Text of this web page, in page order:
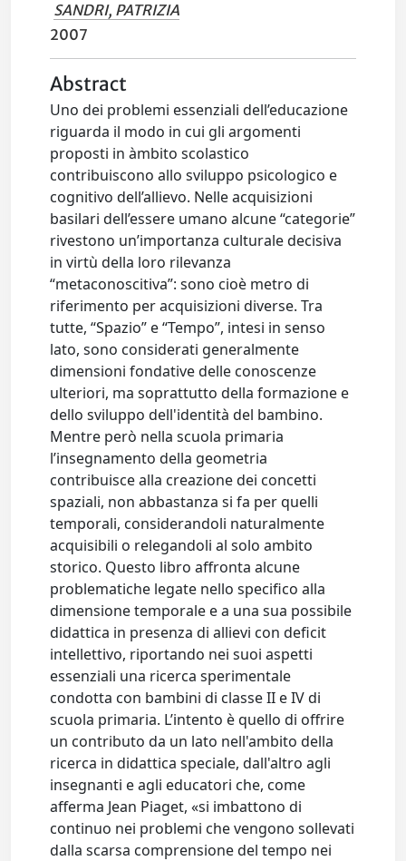
SANDRI, PATRIZIA
2007
Abstract
Uno dei problemi essenziali dell’educazione
riguarda il modo in cui gli argomenti
proposti in àmbito scolastico
contribuiscono allo sviluppo psicologico e
cognitivo dell’allievo. Nelle acquisizioni
basilari dell’essere umano alcune “categorie”
rivestono un’importanza culturale decisiva
in virtù della loro rilevanza
“metaconoscitiva”: sono cioè metro di
riferimento per acquisizioni diverse. Tra
tutte, “Spazio” e “Tempo”, intesi in senso
lato, sono considerati generalmente
dimensioni fondative delle conoscenze
ulteriori, ma soprattutto della formazione e
dello sviluppo dell'identità del bambino.
Mentre però nella scuola primaria
l’insegnamento della geometria
contribuisce alla creazione dei concetti
spaziali, non abbastanza si fa per quelli
temporali, considerandoli naturalmente
acquisibili o relegandoli al solo ambito
storico. Questo libro affronta alcune
problematiche legate nello specifico alla
dimensione temporale e a una sua possibile
didattica in presenza di allievi con deficit
intellettivo, riportando nei suoi aspetti
essenziali una ricerca sperimentale
condotta con bambini di classe II e IV di
scuola primaria. L’intento è quello di offrire
un contributo da un lato nell'ambito della
ricerca in didattica speciale, dall'altro agli
insegnanti e agli educatori che, come
afferma Jean Piaget, «si imbattono di
continuo nei problemi che vengono sollevati
dalla scarsa comprensione del tempo nei